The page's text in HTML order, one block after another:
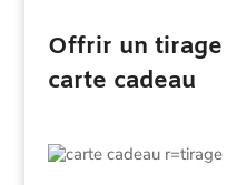
Offrir un
carte cadeau